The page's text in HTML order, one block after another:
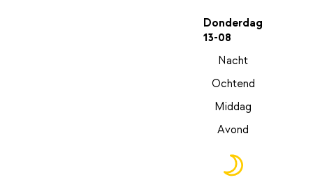
Donderdag
13-08
Nacht
Ochtend
Middag
Avond